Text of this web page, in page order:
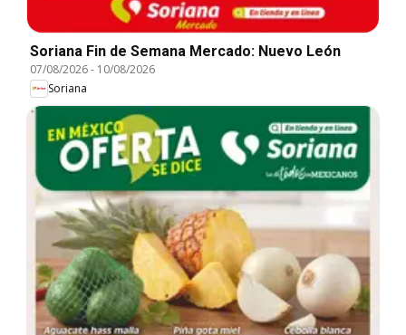
Soriana Fin de Semana Mercado: Nuevo León
07/08/2026- 10/08/2026
Soriana